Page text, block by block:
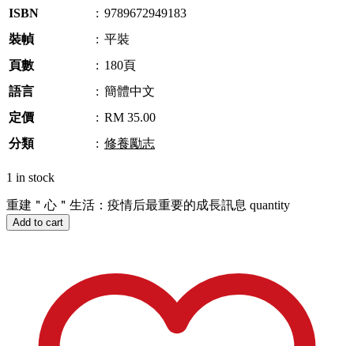
ISBN
: 9789672949183
裝幀
: 平裝
頁數
: 180頁
語言
: 簡體中文
定價
: RM 35.00
分類
: 修養勵志
1 in stock
重建＂心＂生活：疫情后最重要的成長訊息 quantity
Add to cart